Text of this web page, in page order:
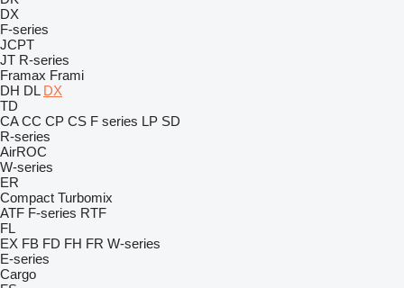
DX
F-series
JCPT
JT R-series
Framax Frami
DH DL DX
TD
CA CC CP CS F series LP SD
R-series
AirROC
W-series
ER
Compact Turbomix
ATF F-series RTF
FL
EX FB FD FH FR W-series
E-series
Cargo